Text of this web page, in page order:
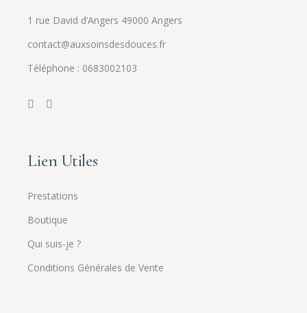
Lien Utiles
Prestations
Boutique
Qui suis-je ?
Conditions Générales de Vente
1 rue David d’Angers 49000 Angers
contact@auxsoinsdesdouces.fr
Téléphone : 0683002103